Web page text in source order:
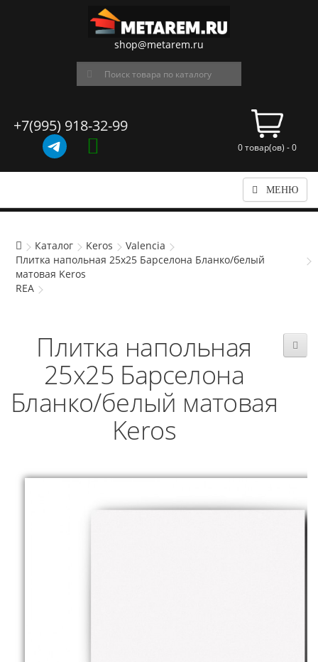
shop@metarem.ru
+7(995) 918-32-99
0 товар(ов) - 0
МЕНЮ
Каталог Keros
Valencia
Плитка напольная 25x25 Барселона Бланко/белый
матовая Keros
REA
Плитка напольная
25x25 Барселона
Бланко/белый матовая
Keros